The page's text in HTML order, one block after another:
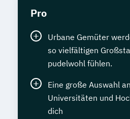
Pro
Urbane Gemüter
so vielfältigen
pudelwohl fühlen.
Eine große Auswahl
Universitäten und
dich